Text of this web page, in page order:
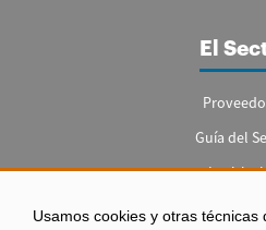
Usamos cookies y otras
El
Guía del